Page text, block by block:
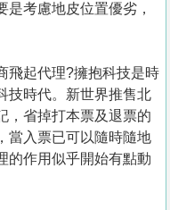
考慮地皮位置優劣，
飛起代理?擁抱科技是時
技時代。新世界推售北
，省掉打本票及退票的
當入票已可以隨時隨地
的作用似乎開始有點動